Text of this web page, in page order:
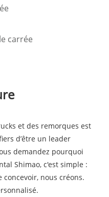
carrée
et des remorques est
d’être un leader
demandez pourquoi
Shimao, c'est simple :
nous créons.